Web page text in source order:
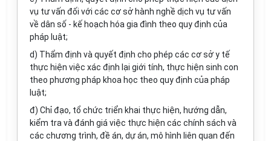
vụ tư vấn đối với các cơ sở hành nghề dịch vụ tư vấn
về dân số - kế hoạch hóa gia đình theo quy định của
pháp luật;
d) Thẩm định và quyết định cho phép các cơ sở y tế
thực hiện việc xác định lại giới tính, thực hiện sinh con
theo phương pháp khoa học theo quy định của pháp
luật;
đ) Chỉ đạo, tổ chức triển khai thực hiện, hướng dẫn,
kiểm tra và đánh giá việc thực hiện các chính sách và
các chương trình, đề án, dự án, mô hình liên quan đến